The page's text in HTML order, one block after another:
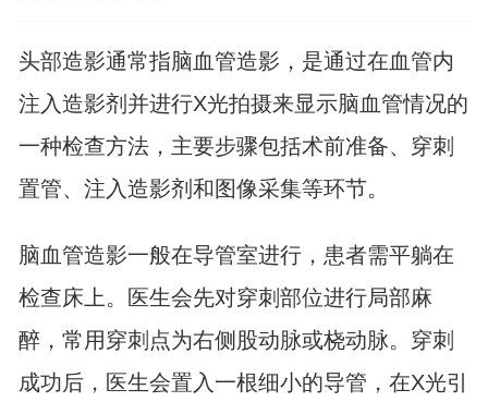
头部造影通常指脑血管造影，是通过在血管内
注入造影剂并进行X光拍摄来显示脑血管情况的
一种检查方法，主要步骤包括术前准备、穿刺
置管、注入造影剂和图像采集等环节。
脑血管造影一般在导管室进行，患者需平躺在
检查床上。医生会先对穿刺部位进行局部麻
醉，常用穿刺点为右侧股动脉或桡动脉。穿刺
成功后，医生会置入一根细小的导管，在X光引